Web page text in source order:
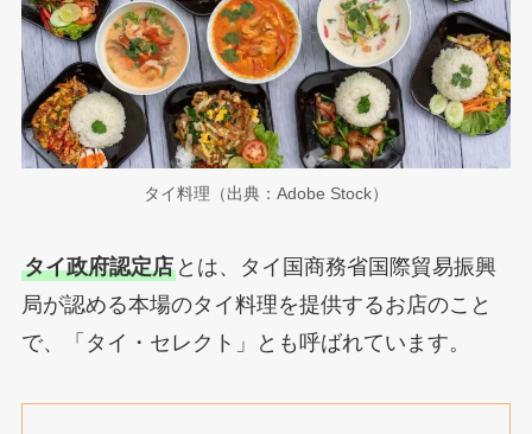
タイ料理（出典：Adobe Stock）
タイ政府認定店とは、タイ国商務省国際貿易振興
局が認める本場のタイ料理を提供するお店のこと
で、「タイ・セレクト」とも呼ばれています。